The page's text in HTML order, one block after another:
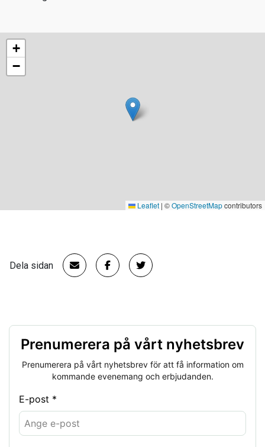
+
−
Leaflet | ©OpenStreetMapcontributors
Dela sidan
Prenumerera på vårt nyhetsbrev
Prenumerera på vårt nyhetsbrev för att få information om
kommande evenemang och erbjudanden.
E-post *